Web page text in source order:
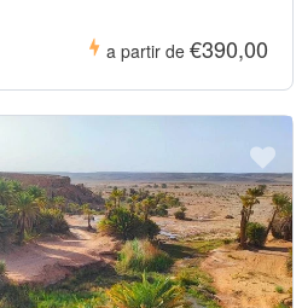
a partir de €390,00